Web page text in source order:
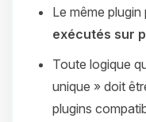
Le même
exécutés sur
Toute logique
unique » doit
plugins